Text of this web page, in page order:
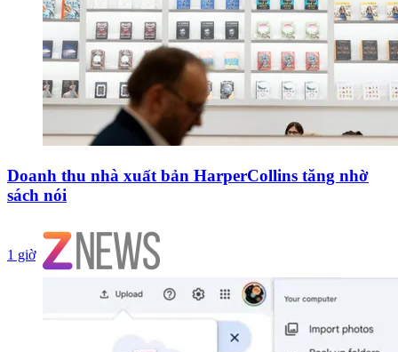
Doanh thu nhà xuất bản HarperCollins tăng nhờ
sách nói
1 giờ